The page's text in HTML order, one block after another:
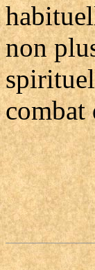
non
combat